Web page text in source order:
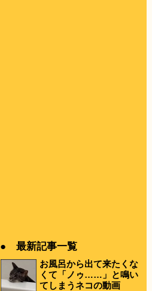
● 最新記事一覧
お風呂から出て来たくな
くて「ノゥ……」と鳴い
てしまうネコの動画